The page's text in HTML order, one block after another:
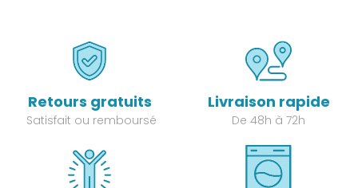
Retours gratuits
Satisfait ou remboursé
Livraison rapide
De 48h à 72h